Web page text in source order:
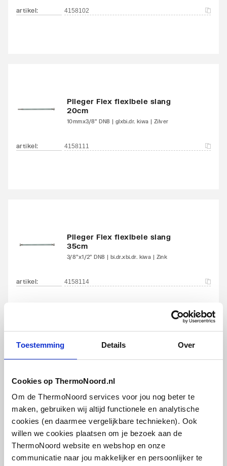
Toestemming Details Over
Cookies op ThermoNoord.nl
Om de ThermoNoord services voor jou nog beter te
maken, gebruiken wij altijd functionele en analytische
cookies (en daarmee vergelijkbare technieken). Ook
willen we cookies plaatsen om je bezoek aan de
ThermoNoord website en webshop en onze
communicatie naar jou makkelijker en persoonlijker te
artikel: 4158102
Plieger Flex flexibele slang
20cm
10mmx3/8" DN8 | glxbi.dr. kiwa | Zilver
artikel: 4158111
Plieger Flex flexibele slang
35cm
3/8"x1/2" DN8 | bi.dr.xbi.dr. kiwa | Zink
artikel: 4158114
35cm
Zilver
artikel: 4158116